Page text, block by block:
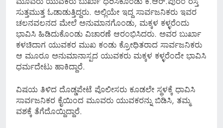
ಸುತ್ತಮುತ್ತ ಓಡಾಡುತ್ತಿದ್ದರು. ಅಲ್ಲಿಯೇ ಇದ್ದ ಸಾರ್ವಜನಿಕರು ಇವರ
ಚಲನವಲನದ ಮೇಲೆ ಅನುಮಾನಗೊಂಡು, ಮಕ್ಕಳ ಕಳ್ಳರೆಂದು
ಭಾವಿಸಿ ಹಿಡಿದುಕೊಂಡು ವಿಚಾರಣೆ ಆರಂಭಿಸಿದರು. ಅವರ ಬುರ್ಖಾ
ಕಳಚಿದಾಗ ಯುವಕರ ಮುಖ ಕಂಡು ಕ್ರೋಧಿತರಾದ ಸಾರ್ವಜನಿಕರು
ಆ ಮೂರೂ ಅನುಮಾನಾಸ್ಪದ ಯುವಕರು ಮಕ್ಕಳ ಕಳ್ಳರೆಂದೇ ಭಾವಿಸಿ
ಧರ್ಮದೇಟು ಹಾಕಿದ್ದಾರೆ.
ವಿಷಯ ತಿಳಿದ ದೊಡ್ಡಪೇಟೆ ಪೊಲೀಸರು ಕೂಡಲೇ ಸ್ಥಳಕ್ಕೆ ಧಾವಿಸಿ
ಸಾರ್ವಜನಿಕರ ಕೈಯಿಂದ ಮೂವರು ಯುವಕರನ್ನು ಬಿಡಿಸಿ, ತಮ್ಮ
ವಶಕ್ಕೆ ತೆಗೆದೊಯ್ದಿದ್ದಾರೆ.